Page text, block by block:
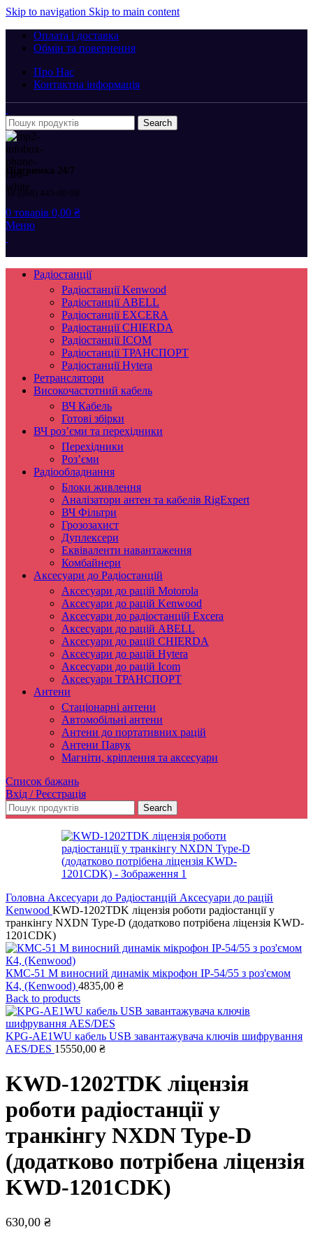
Skip to navigation Skip to main content
Оплата і доставка
Обмін та повернення
Про Нас
Контактна інформація
Search
Підтримка 24/7
38 (068) 445-00-98
0 товарів 0,00 ₴
Меню
Радіостанції
Радіостанції Kenwood
Радіостанції ABELL
Радіостанції EXCERA
Радіостанції CHIERDA
Радіостанції ICOM
Радіостанції ТРАНСПОРТ
Радіостанції Hytera
Ретранслятори
Високочастотний кабель
ВЧ Кабель
Готові збірки
ВЧ роз’єми та перехідники
Перехідники
Роз’єми
Радіообладнання
Блоки живлення
Аналізатори антен та кабелів RigExpert
ВЧ Фільтри
Грозозахист
Дуплексери
Еквіваленти навантаження
Комбайнери
Аксесуари до Радіостанцій
Аксесуари до рацій Motorola
Аксесуари до рацій Kenwood
Аксесуари до радіостанцій Excera
Аксесуари до рацій ABELL
Аксесуари до рацій CHIERDA
Аксесуари до рацій Hytera
Аксесуари до рацій Icom
Аксесуари ТРАНСПОРТ
Антени
Стаціонарні антени
Автомобільні антени
Антени до портативних рацій
Антени Павук
Магніти, кріплення та аксесуари
Список бажань
Вхід / Реєстрація
Search
Головна Аксесуари до Радіостанцій Аксесуари до рацій
Kenwood KWD-1202TDK ліцензія роботи радіостанції у
транкінгу NXDN Type-D (додатково потрібена ліцензія KWD-
1201CDK)
КМС-51 M виносний динамік мікрофон IP-54/55 з роз'ємом
К4, (Kenwood) 4835,00 ₴
Back to products
KPG-AE1WU кабель USB завантажувача ключів шифрування
AES/DES 15550,00 ₴
KWD-1202TDK ліцензія
роботи радіостанції у
транкінгу NXDN Type-D
(додатково потрібена ліцензія
KWD-1201CDK)
630,00 ₴